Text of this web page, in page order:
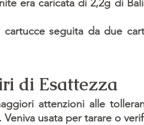
era caricata di 2,2g di
seguita da due
di Esattezza
attenzioni alle
usata per tarare o